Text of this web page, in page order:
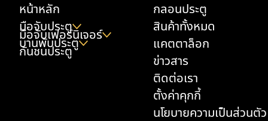
หน้าหลัก
มือจับประตู
มือจับเฟอร์นิเจอร์
บานพับประตู
กันชนประตู
กลอนประตู
สินค้าทั้งหมด
แคตตาล็อก
ข่าวสาร
ติดต่อเรา
ตั้งค่าคุกกี้
นโยบายความเป็นส่วนตัว